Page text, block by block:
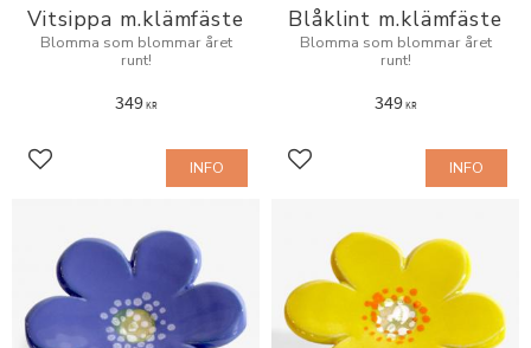
Vitsippa m.klämfäste
Blomma som blommar året
runt!
349KR
Add to favorites INFO
Blåklint m.klämfäste
Blomma som blommar året
runt!
349KR
Add to favorites INFO